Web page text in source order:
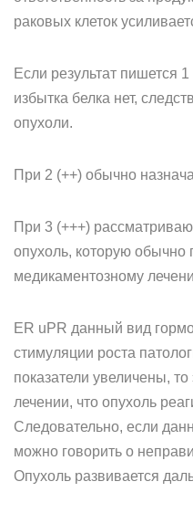
раковых клеток
Если результат пишется
избытка белка нет,
опухоли.
При 2 (++) обычно
При 3 (+++)
опухоль, которую обычно
медикаментозному
ER uPR данный вид
стимуляции роста
показатели увеличены,
лечении, что опухоль
Следовательно, если
можно говорить о
Опухоль развивается